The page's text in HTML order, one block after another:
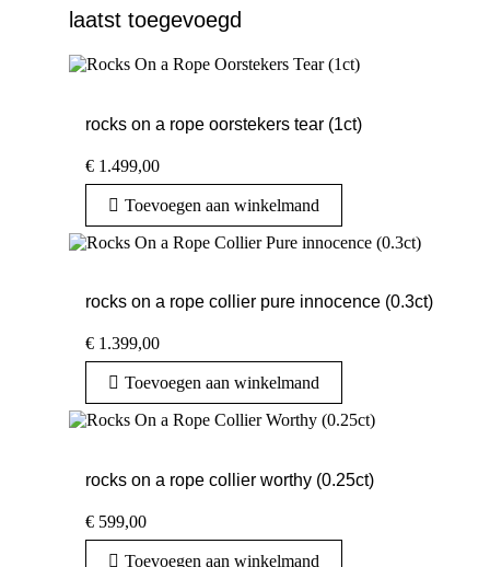
laatst toegevoegd
rocks on a rope oorstekers tear (1ct)
€ 1.499,00
Toevoegen aan winkelmand
rocks on a rope collier pure innocence (0.3ct)
€ 1.399,00
Toevoegen aan winkelmand
rocks on a rope collier worthy (0.25ct)
€ 599,00
Toevoegen aan winkelmand